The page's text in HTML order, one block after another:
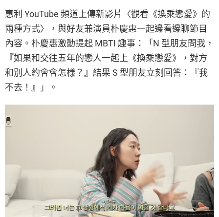
惠利 YouTube 頻道上傳新影片〈觀看《換乘戀愛》的
兩種方式〉，與好友兼演員朴慶惠一起邊看邊聊節目
內容。朴慶惠激動提起 MBTI 趣事：「N 型朋友問我，
『如果和交往五年的戀人一起上《換乘戀愛》，對方
和別人約會會怎樣？』結果 S 型朋友立刻回答：『我
不去！』」。